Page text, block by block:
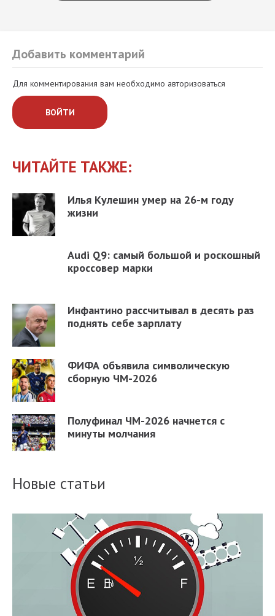
Добавить комментарий
Для комментирования вам необходимо авторизоваться
ВОЙТИ
ЧИТАЙТЕ ТАКЖЕ:
Илья Кулешин умер на 26-м году
жизни
Audi Q9: самый большой и роскошный
кроссовер марки
Инфантино рассчитывал в десять раз
поднять себе зарплату
ФИФА объявила символическую
сборную ЧМ-2026
Полуфинал ЧМ-2026 начнется с
минуты молчания
Новые статьи